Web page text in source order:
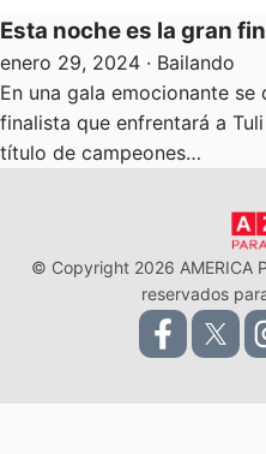
Esta noche es la gran
enero 29, 2024 · Bailando
En una gala emocionante
finalista que enfrentará a
título de campeones…
© Copyright 2026 AMERICA
reservados